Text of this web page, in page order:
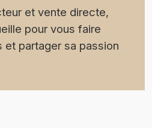
et vente directe,
pour vous faire
et partager sa passion